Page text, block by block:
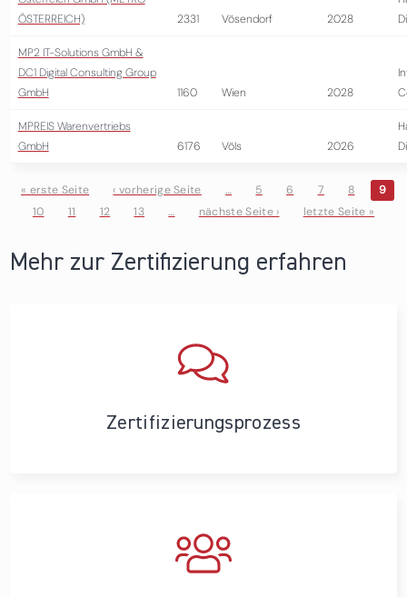
ÖSTERREICH)
2331 Vösendorf 2028
MP2 IT-Solutions GmbH &
DC1 Digital Consulting Group
GmbH
1160 Wien 2028
MPREIS Warenvertriebs
GmbH
6176 Völs 2026
Seiten
« erste Seite ‹ vorherige Seite … 5 6 7 8
9
10
11 12 13 … nächste Seite › letzte Seite »
Mehr zur Zertifizierung erfahren
Zertifizierungs­prozess